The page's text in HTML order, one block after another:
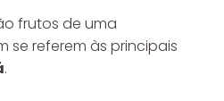
frutos de uma
se referem às principais
.